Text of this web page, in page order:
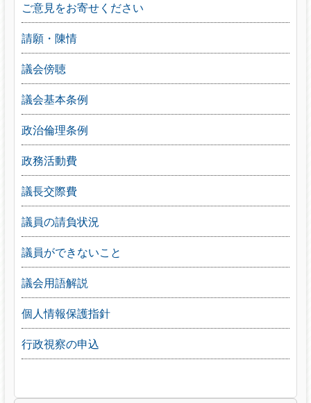
ご意見をお寄せください
請願・陳情
議会傍聴
議会基本条例
政治倫理条例
政務活動費
議長交際費
議員の請負状況
議員ができないこと
議会用語解説
個人情報保護指針
行政視察の申込